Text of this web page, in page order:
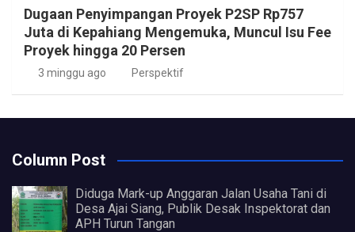
Dugaan Penyimpangan Proyek P2SP Rp757
Juta di Kepahiang Mengemuka, Muncul Isu Fee
Proyek hingga 20 Persen
3 minggu ago Perspektif
Column Post
Diduga Mark-up Anggaran Jalan Usaha Tani di
Desa Ajai Siang, Publik Desak Inspektorat dan
APH Turun Tangan